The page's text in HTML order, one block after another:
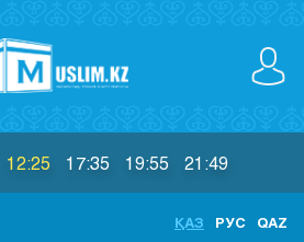
12:25 17:35 19:55 21:49
ҚАЗ РУС QAZ